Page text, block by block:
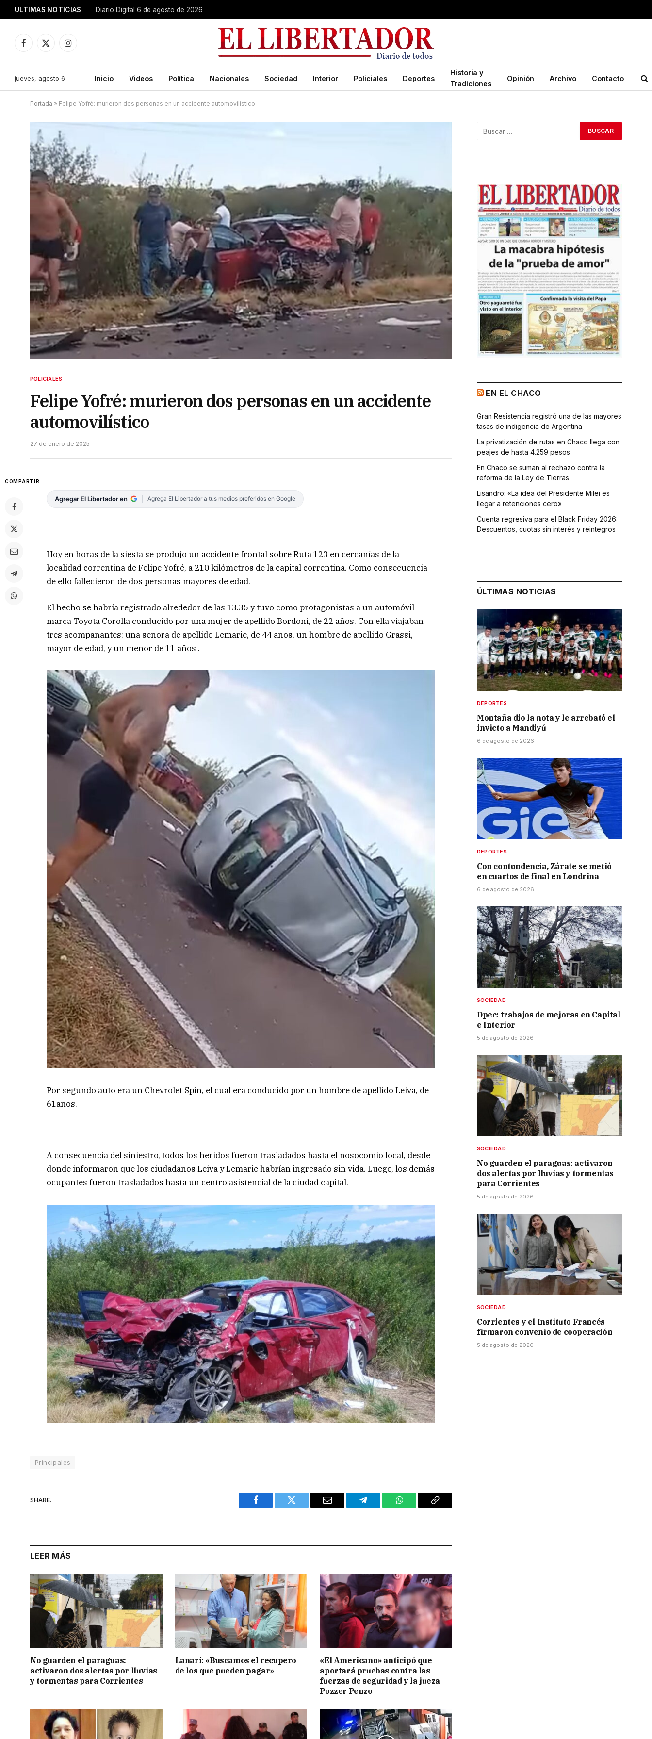
ULTIMAS NOTICIAS Diario Digital 6 de agosto de 2026
Facebook
X
Instagram
jueves, agosto 6 Inicio Videos Política Nacionales Sociedad Interior Policiales Deportes
Historia y
Tradiciones
Opinión Archivo Contacto
Portada » Felipe Yofré: murieron dos personas en un accidente automovilístico
POLICIALES
Felipe Yofré: murieron dos personas en un accidente
automovilístico
27 de enero de 2025
COMPARTIR
Agregar El Libertador en Agrega El Libertador a tus medios preferidos en Google
Hoy en horas de la siesta se produjo un accidente frontal sobre Ruta 123 en cercanías de la
localidad correntina de Felipe Yofré, a 210 kilómetros de la capital correntina. Como consecuencia
de ello fallecieron de dos personas mayores de edad.
El hecho se habría registrado alrededor de las 13.35 y tuvo como protagonistas a un automóvil
marca Toyota Corolla conducido por una mujer de apellido Bordoni, de 22 años. Con ella viajaban
tres acompañantes: una señora de apellido Lemarie, de 44 años, un hombre de apellido Grassi,
mayor de edad, y un menor de 11 años .
Por segundo auto era un Chevrolet Spin, el cual era conducido por un hombre de apellido Leiva, de
61años.
A consecuencia del siniestro, todos los heridos fueron trasladados hasta el nosocomio local, desde
donde informaron que los ciudadanos Leiva y Lemarie habrían ingresado sin vida. Luego, los demás
ocupantes fueron trasladados hasta un centro asistencial de la ciudad capital.
Principales
SHARE.
Facebook Twitter Email Telegram WhatsAppCopy
LEER MÁS
No guarden el paraguas:
activaron dos alertas por lluvias
y tormentas para Corrientes
Lanari: «Buscamos el recupero
de los que pueden pagar»
«El Americano» anticipó que
aportará pruebas contra las
fuerzas de seguridad y la jueza
Pozzer Penzo
EN EL CHACO
Gran Resistencia registró una de las mayores
tasas de indigencia de Argentina
La privatización de rutas en Chaco llega con
peajes de hasta 4.259 pesos
En Chaco se suman al rechazo contra la
reforma de la Ley de Tierras
Lisandro: «La idea del Presidente Milei es
llegar a retenciones cero»
Cuenta regresiva para el Black Friday 2026:
Descuentos, cuotas sin interés y reintegros
ÚLTIMAS NOTICIAS
DEPORTES
Montaña dio la nota y le arrebató el
invicto a Mandiyú
6 de agosto de 2026
DEPORTES
Con contundencia, Zárate se metió
en cuartos de final en Londrina
6 de agosto de 2026
SOCIEDAD
Dpec: trabajos de mejoras en Capital
e Interior
5 de agosto de 2026
SOCIEDAD
No guarden el paraguas: activaron
dos alertas por lluvias y tormentas
para Corrientes
5 de agosto de 2026
SOCIEDAD
Corrientes y el Instituto Francés
firmaron convenio de cooperación
5 de agosto de 2026